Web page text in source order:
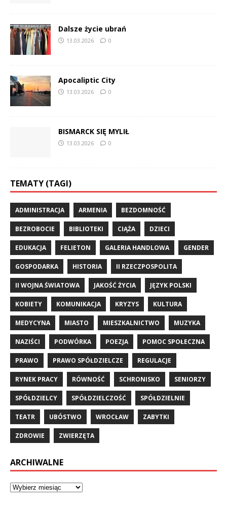
Dalsze życie ubrań
13.03.2026 0
Apocaliptic City
13.03.2026 0
BISMARCK SIĘ MYLIŁ
13.03.2026 0
TEMATY (TAGI)
ADMINISTRACJA ARMENIA BEZDOMNOŚĆ
BEZROBOCIE BIBLIOTEKI CIĄŻA DZIECI
EDUKACJA FELIETON GALERIA HANDLOWA GENDER
GOSPODARKA HISTORIA II RZECZPOSPOLITA
II WOJNA ŚWIATOWA JAKOŚĆ ŻYCIA JĘZYK POLSKI
KOBIETY KOMUNIKACJA KRYZYS KULTURA
MEDYCYNA MIASTO MIESZKALNICTWO MUZYKA
NAZIŚCI PODWÓRKA POEZJA POMOC SPOŁECZNA
PRAWO PRAWO SPÓŁDZIELCZE REGULACJE
RYNEK PRACY RÓWNOŚĆ SCHRONISKO SENIORZY
SPÓŁDZIELCY SPÓŁDZIELCZOŚĆ SPÓŁDZIELNIE
TEATR UBÓSTWO WROCŁAW ZABYTKI
ZDROWIE ZWIERZĘTA
ARCHIWALNE